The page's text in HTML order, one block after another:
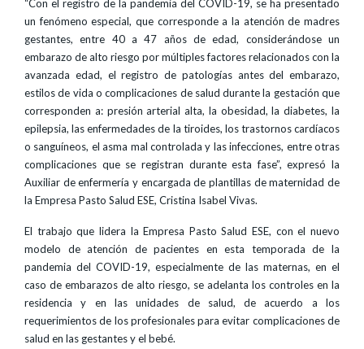
“Con el registro de la pandemia del COVID-19, se ha presentado
un fenómeno especial, que corresponde a la atención de madres
gestantes, entre 40 a 47 años de edad, considerándose un
embarazo de alto riesgo por múltiples factores relacionados con la
avanzada edad, el registro de patologías antes del embarazo,
estilos de vida o complicaciones de salud durante la gestación que
corresponden a: presión arterial alta, la obesidad, la diabetes, la
epilepsia, las enfermedades de la tiroides, los trastornos cardíacos
o sanguíneos, el asma mal controlada y las infecciones, entre otras
complicaciones que se registran durante esta fase”, expresó la
Auxiliar de enfermería y encargada de plantillas de maternidad de
la Empresa Pasto Salud ESE, Cristina Isabel Vivas.
El trabajo que lidera la Empresa Pasto Salud ESE, con el nuevo
modelo de atención de pacientes en esta temporada de la
pandemia del COVID-19, especialmente de las maternas, en el
caso de embarazos de alto riesgo, se adelanta los controles en la
residencia y en las unidades de salud, de acuerdo a los
requerimientos de los profesionales para evitar complicaciones de
salud en las gestantes y el bebé.